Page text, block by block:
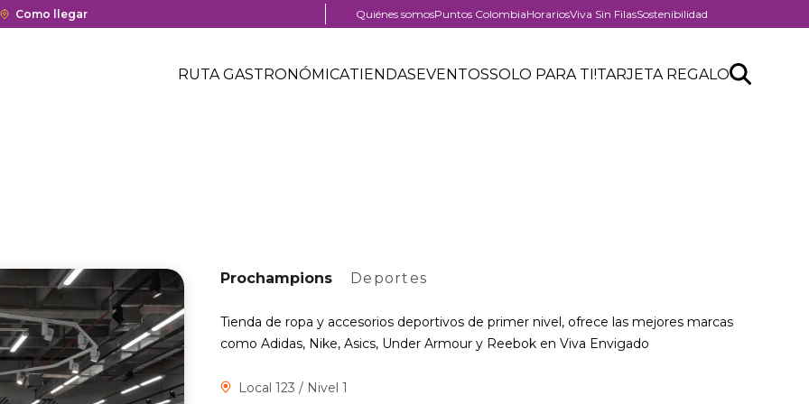
y cierre del centro comercial.
Enlace
Como llegar
Menú
Quiénes somosPuntos ColombiaHorariosViva Sin FilasSostenibilidad
Header
Menú
RUTA GASTRONÓMICATIENDASEVENTOSSOLO PARA TI!TARJETA REGALOSearch
Buscar
Prochampions Deportes
Tienda de ropa y accesorios deportivos de primer nivel, ofrece las mejores marcas
como Adidas, Nike, Asics, Under Armour y Reebok en Viva Envigado
Local 123 / Nivel 1